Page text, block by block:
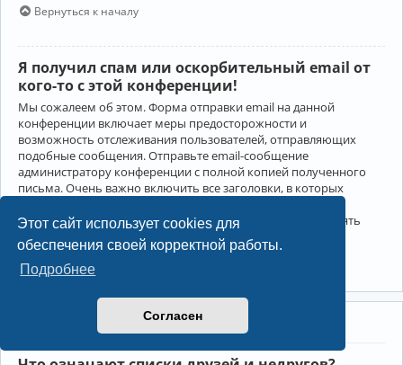
Этот сайт использует cookies для
обеспечения своей корректной работы.
Подробнее
Согласен
Вернуться к началу
Я получил спам или оскорбительный email от
кого-то с этой конференции!
Мы сожалеем об этом. Форма отправки email на данной
конференции включает меры предосторожности и
возможность отслеживания пользователей, отправляющих
подобные сообщения. Отправьте email-сообщение
администратору конференции с полной копией полученного
письма. Очень важно включить все заголовки, в которых
Администратор конференции сможет в этом случае принять
меры.
Друзья и недруги